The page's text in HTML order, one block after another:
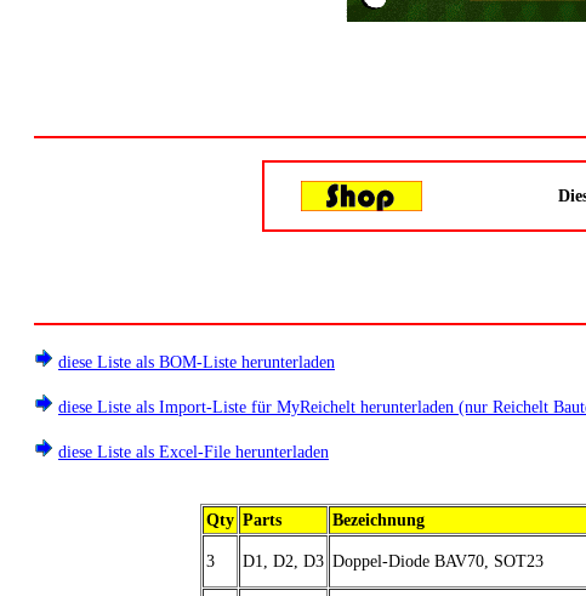
diese Liste als BOM-Liste herunterladen
diese Liste als Import-Liste für MyReichelt herunterladen (nur Reichelt
diese Liste als Excel-File herunterladen
Qty Parts Bezeichnung
3 D1, D2, D3 Doppel-Diode BAV70, SOT23